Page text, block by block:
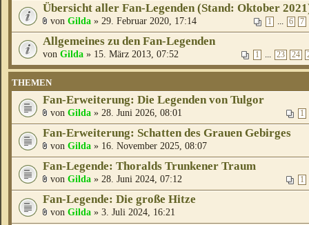
Übersicht aller Fan-Legenden (Stand: Oktober
1 ... 6 7
von Gilda » 29. Februar 2020, 17:14
Allgemeines zu den Fan-Legenden
1 ... 23 24
von Gilda » 15. März 2013, 07:52
THEMEN
Fan-Erweiterung: Die Legenden von Tulgor
1
von Gilda » 28. Juni 2026, 08:01
Fan-Erweiterung: Schatten des Grauen Gebirges
von Gilda » 16. November 2025, 08:07
Fan-Legende: Thoralds Trunkener Traum
1
von Gilda » 28. Juni 2024, 07:12
Fan-Legende: Die große Hitze
von Gilda » 3. Juli 2024, 16:21